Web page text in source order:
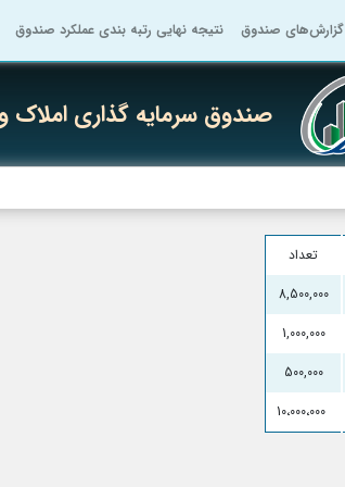
گزارش‌های صندوق نتیجه نهایی رتبه بندی عملکرد صندوق
صندوق سرمایه گذاری املاک
تعداد
8,500,000
1,000,000
500,000